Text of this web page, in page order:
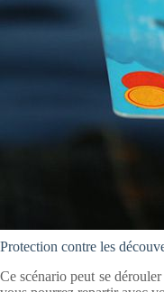
Protection contre les
Ce scénario peut se